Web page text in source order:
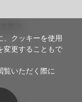
、クッキーを使用
変更することもで
覧いただく際に